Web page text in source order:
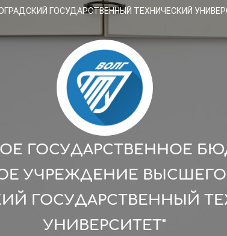
ГОСУДАРСТВЕННЫЙ ТЕХНИЧЕСКИЙ
ГОСУДАРСТВЕННОЕ
УЧРЕЖДЕНИЕ
ГОСУДАРСТВЕННЫЙ
УНИВЕРСИТЕТ"